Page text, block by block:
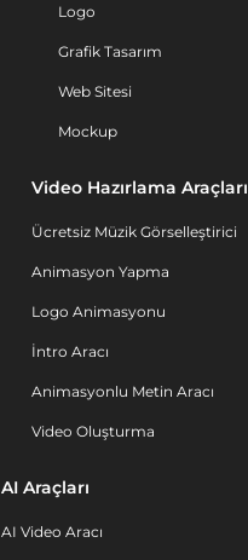
Logo
Grafik Tasarım
Web Sitesi
Mockup
Video Hazırlama Araçları
Ücretsiz Müzik Görselleştirici
Animasyon Yapma
Logo Animasyonu
İntro Aracı
Animasyonlu Metin Aracı
Video Oluşturma
AI Araçları
AI Video Aracı